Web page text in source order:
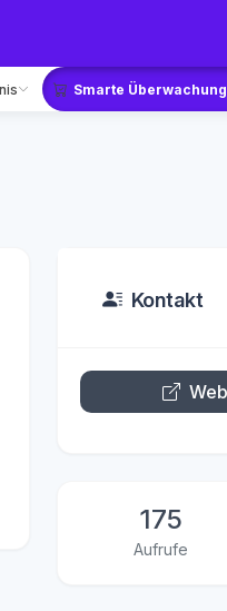
Smarte
Kontakt
175
Aufrufe